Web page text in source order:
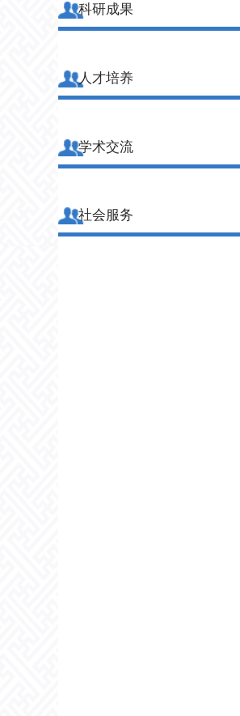
科研成果
人才培养
学术交流
社会服务